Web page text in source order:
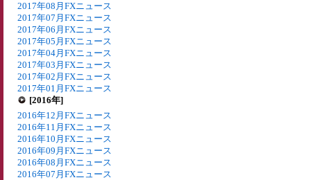
2017年08月FXニュース
2017年07月FXニュース
2017年06月FXニュース
2017年05月FXニュース
2017年04月FXニュース
2017年03月FXニュース
2017年02月FXニュース
2017年01月FXニュース
[2016年]
2016年12月FXニュース
2016年11月FXニュース
2016年10月FXニュース
2016年09月FXニュース
2016年08月FXニュース
2016年07月FXニュース